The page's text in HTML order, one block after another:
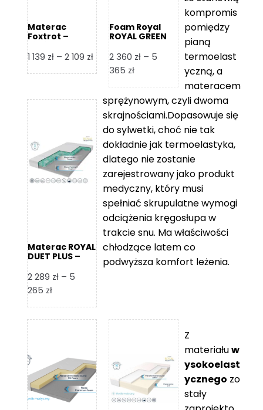
Materac
Foxtrot –
1 139 zł – 2 109 złZakres
cen:
1
139 zł
do
2
109 zł
Foam Royal
ROYAL GREEN
piankowy
2 360 zł – 5
365 złZakres
od
2
360 zł
5
365 zł
Materac ROYAL
DUET PLUS –
2 289 zł – 5
265 złZakres
od
do
5
265 zł
kompromis
pomiędzy
pianą
termoelast
yczną, a
materacem
sprężynowym, czyli dwoma
skrajnościami.Dopasowuje się
do sylwetki, choć nie tak
dokładnie jak termoelastyka,
dlatego nie zostanie
zarejestrowany jako produkt
medyczny, który musi
spełniać skrupulatne wymogi
odciążenia kręgosłupa w
trakcie snu. Ma właściwości
chłodzące latem co
podwyższa komfort leżenia.
Z
materiałuw
ysokoelast
ycznego zo
stały